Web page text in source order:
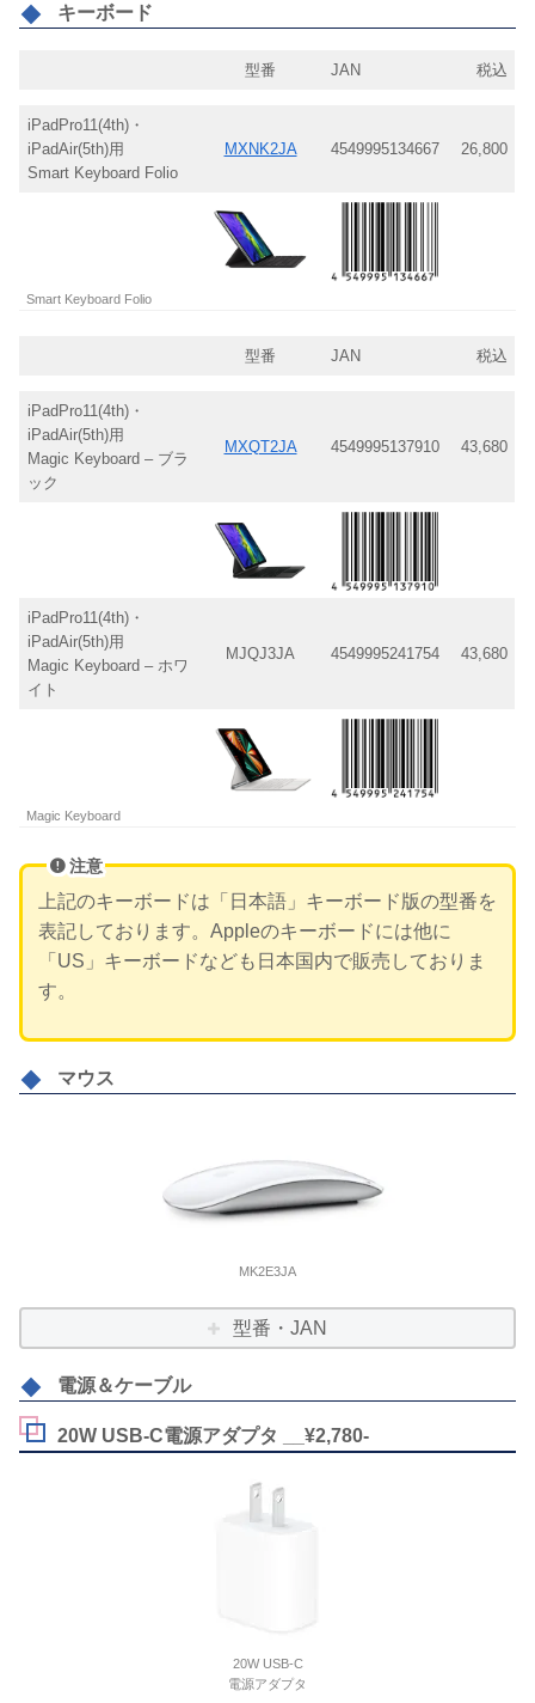
キーボード
型番 JAN 税込
iPadPro11(4th)・
iPadAir(5th)用
Smart Keyboard Folio
MXNK2JA 4549995134667 26,800
Smart Keyboard Folio
型番 JAN 税込
iPadPro11(4th)・
iPadAir(5th)用
Magic Keyboard – ブラ
ック
MXQT2JA 4549995137910 43,680
iPadPro11(4th)・
iPadAir(5th)用
Magic Keyboard – ホワ
イト
MJQJ3JA 4549995241754 43,680
Magic Keyboard
注意
上記のキーボードは「日本語」キーボード版の型番を
表記しております。Appleのキーボードには他に
「US」キーボードなども日本国内で販売しておりま
す。
マウス
MK2E3JA
型番・JAN
電源＆ケーブル
20W USB-C電源アダプタ __¥2,780-
20W USB-C
電源アダプタ